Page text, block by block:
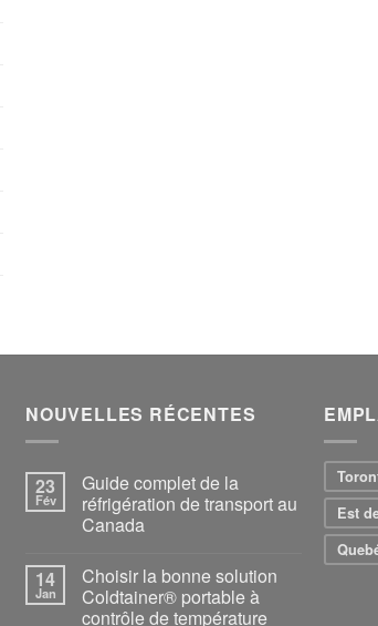
NOUVELLES RÉCENTES
23
Fév
Guide complet de la
réfrigération de transport au
Canada
14
Jan
Choisir la bonne solution
Coldtainer® portable à
contrôle de température
Est